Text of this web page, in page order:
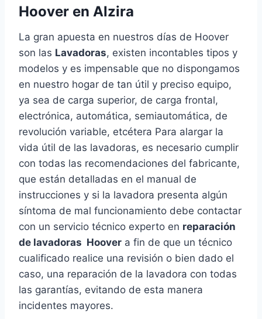
Hoover en Alzira
La gran apuesta en nuestros días de Hoover
son las Lavadoras, existen incontables tipos y
modelos y es impensable que no dispongamos
en nuestro hogar de tan útil y preciso equipo,
ya sea de carga superior, de carga frontal,
electrónica, automática, semiautomática, de
revolución variable, etcétera Para alargar la
vida útil de las lavadoras, es necesario cumplir
con todas las recomendaciones del fabricante,
que están detalladas en el manual de
instrucciones y si la lavadora presenta algún
síntoma de mal funcionamiento debe contactar
con un servicio técnico experto en reparación
de lavadoras Hoover a fin de que un técnico
cualificado realice una revisión o bien dado el
caso, una reparación de la lavadora con todas
las garantías, evitando de esta manera
incidentes mayores.